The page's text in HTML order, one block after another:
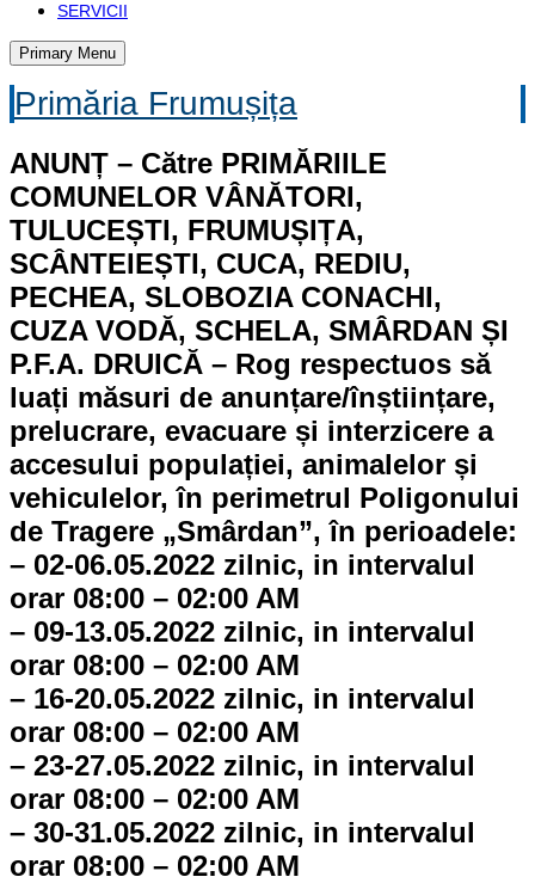
SERVICII
Primary Menu
Primăria Frumușița
ANUNȚ – Către PRIMĂRIILE
COMUNELOR VÂNĂTORI,
TULUCEȘTI, FRUMUȘIȚA,
SCÂNTEIEȘTI, CUCA, REDIU,
PECHEA, SLOBOZIA CONACHI,
CUZA VODĂ, SCHELA, SMÂRDAN ȘI
P.F.A. DRUICĂ – Rog respectuos să
luați măsuri de anunțare/înștiințare,
prelucrare, evacuare și interzicere a
accesului populației, animalelor și
vehiculelor, în perimetrul Poligonului
de Tragere „Smârdan”, în perioadele:
– 02-06.05.2022 zilnic, in intervalul
orar 08:00 – 02:00 AM
– 09-13.05.2022 zilnic, in intervalul
orar 08:00 – 02:00 AM
– 16-20.05.2022 zilnic, in intervalul
orar 08:00 – 02:00 AM
– 23-27.05.2022 zilnic, in intervalul
orar 08:00 – 02:00 AM
– 30-31.05.2022 zilnic, in intervalul
orar 08:00 – 02:00 AM